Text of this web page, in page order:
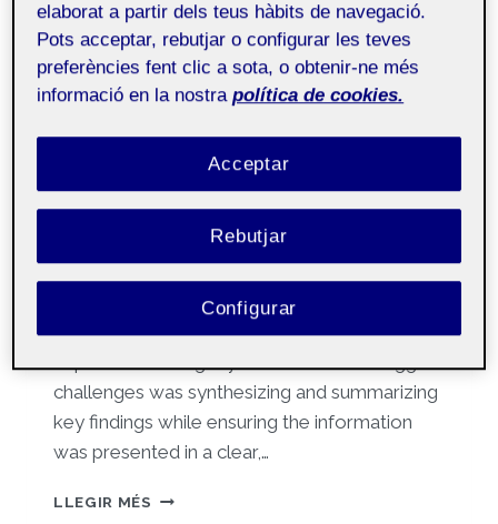
active adolescents: an
observational study
Per Helena González Casals 25 març, 2025
Tutoria Doctorat en
Públic
the Institut d’Investigació Germans Trias i Pujol
Research Retreat was a valuable learning
experience during my PhD. One of the biggest
challenges was synthesizing and summarizing
key findings while ensuring the information
was presented in a clear,…
LLEGIR MÉS SEX
elaborat a partir dels teus hàbits de navegació.
Pots acceptar, rebutjar o configurar les teves
preferències fent clic a sota, o obtenir-ne més
informació en la nostra política de cookies.
Rebutjar
Acceptar
Configurar